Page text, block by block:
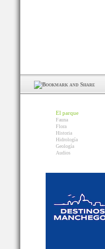
El parque
Fauna
Flora
Historia
Hidrología
Geología
Audios